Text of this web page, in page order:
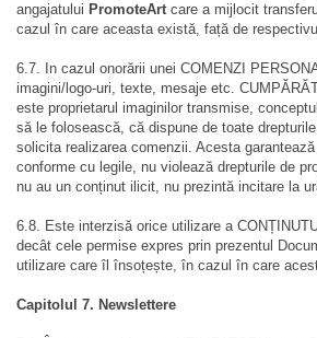
angajatului PromoteArtcare a mijlocit
cazul în care aceasta există, față de
6.7. In cazul onorării unei COMENZI
imagini/logo-uri, texte, mesaje etc.
este proprietarul imaginilor transmise,
să le folosească, că dispune de toate
solicita realizarea comenzii. Acesta
conforme cu legile, nu violează drepturile de
nu au un conținut ilicit, nu prezintă incitare la
6.8. Este interzisă orice utilizare a
decât cele permise expres prin prezentul
utilizare care îl însoțește, în cazul în care
Capitolul 7. Newslettere